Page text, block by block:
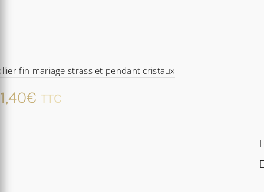
fin mariage strass et pendant cristaux
€ TTC